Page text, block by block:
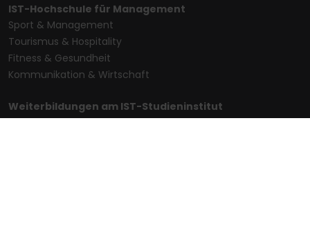
IST-Hochschule für Management
Sport & Management
Tourismus & Hospitality
Fitness & Gesundheit
Kommunikation & Wirtschaft
Weiterbildungen am IST-Studieninstitut
Sport & Management